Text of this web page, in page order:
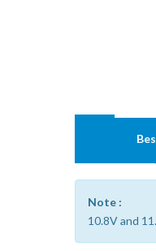
Note :
10.8V and